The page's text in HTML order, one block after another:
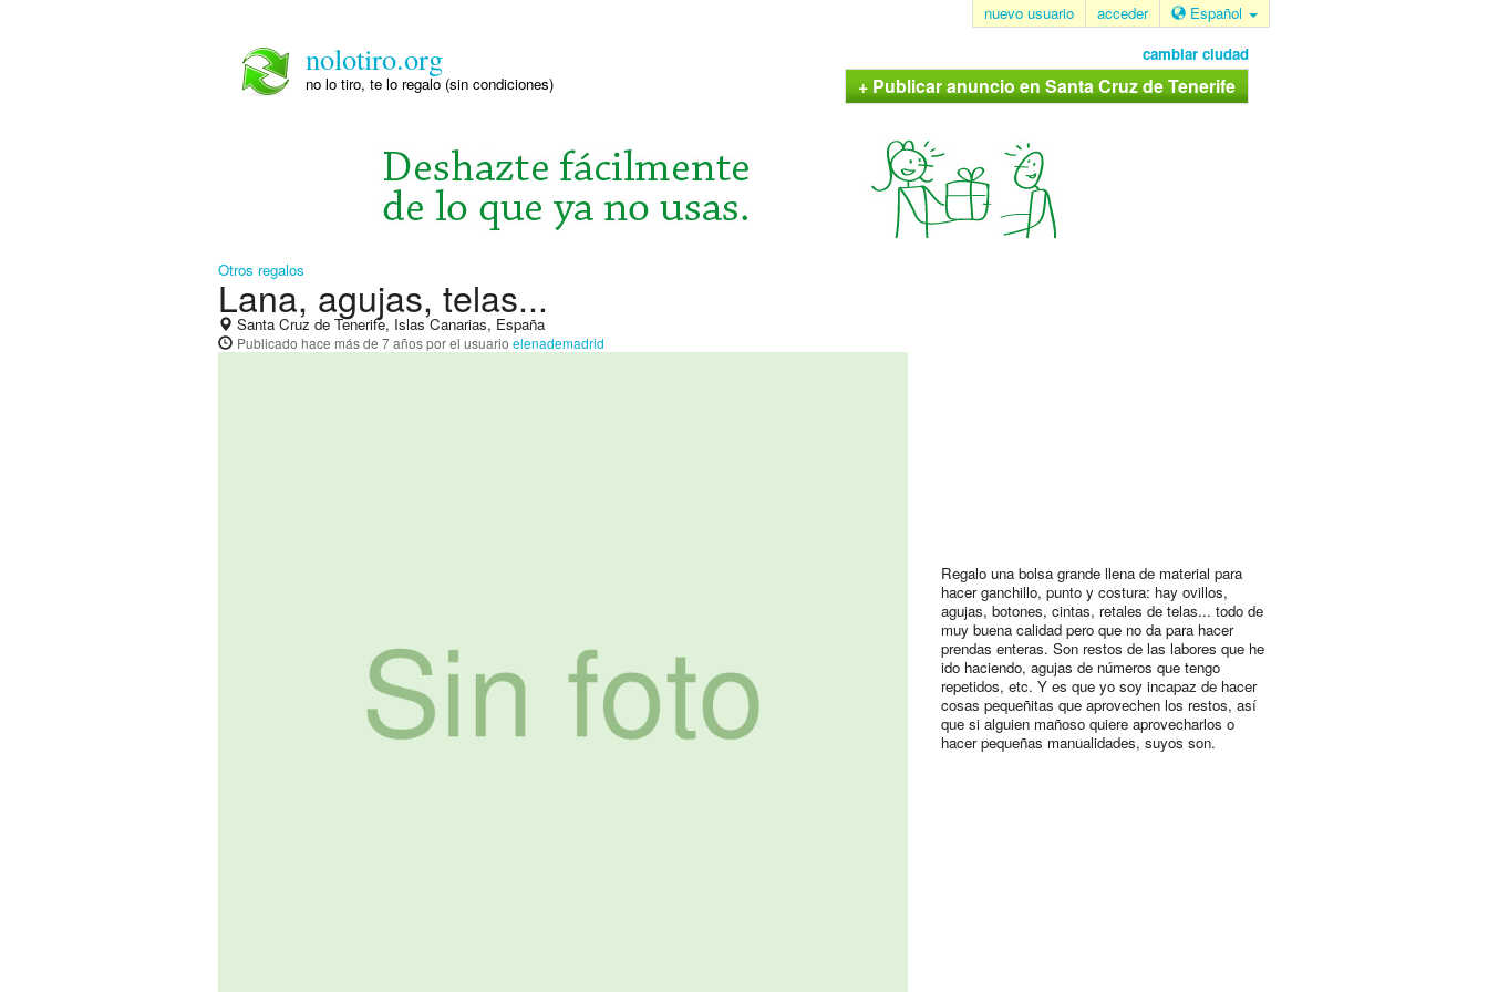
nuevo usuario acceder Español
nolotiro.org
no lo tiro, te lo regalo (sin condiciones)
cambiar ciudad
+ Publicar anuncio en Santa Cruz de Tenerife
Otros regalos
Lana, agujas, telas...
Santa Cruz de Tenerife, Islas Canarias, España
Publicado hace más de 7 añospor el usuario elenademadrid
Regalo una bolsa grande llena de material para
hacer ganchillo, punto y costura: hay ovillos,
agujas, botones, cintas, retales de telas... todo de
muy buena calidad pero que no da para hacer
prendas enteras. Son restos de las labores que he
ido haciendo, agujas de números que tengo
repetidos, etc. Y es que yo soy incapaz de hacer
cosas pequeñitas que aprovechen los restos, así
que si alguien mañoso quiere aprovecharlos o
hacer pequeñas manualidades, suyos son.